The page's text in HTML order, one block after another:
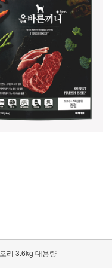
리 3.6kg 대용량